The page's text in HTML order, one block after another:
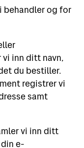
behandler og for
inn ditt navn,
du bestiller.
registrer vi
samt
vi inn ditt
e-